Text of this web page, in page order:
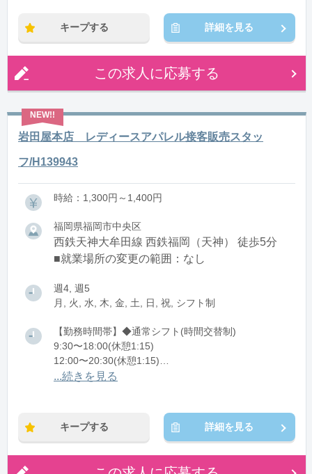
キープする 詳細を見る
この求人に応募する
岩田屋本店 レディースアパレル接客販売スタッ
フ/H139943
時給：1,300円～1,400円
福岡県福岡市中央区
西鉄天神大牟田線 西鉄福岡（天神） 徒歩5分
■就業場所の変更の範囲：なし
週4, 週5
月, 火, 水, 木, 金, 土, 日, 祝, シフト制
【勤務時間帯】◆通常シフト(時間交替制)
9:30〜18:00(休憩1:15)
12:00〜20:30(休憩1:15)
...続きを見る
キープする 詳細を見る